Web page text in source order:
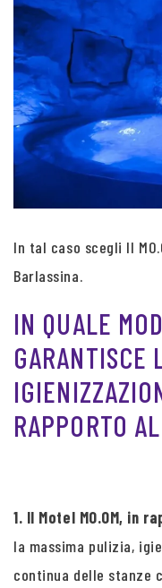
In tal caso scegli Il
Barlassina.
IN QUALE
GARANTISCE
RAPPORTO
1. Il Motel MO.OM, in
la massima pulizia,
continua delle